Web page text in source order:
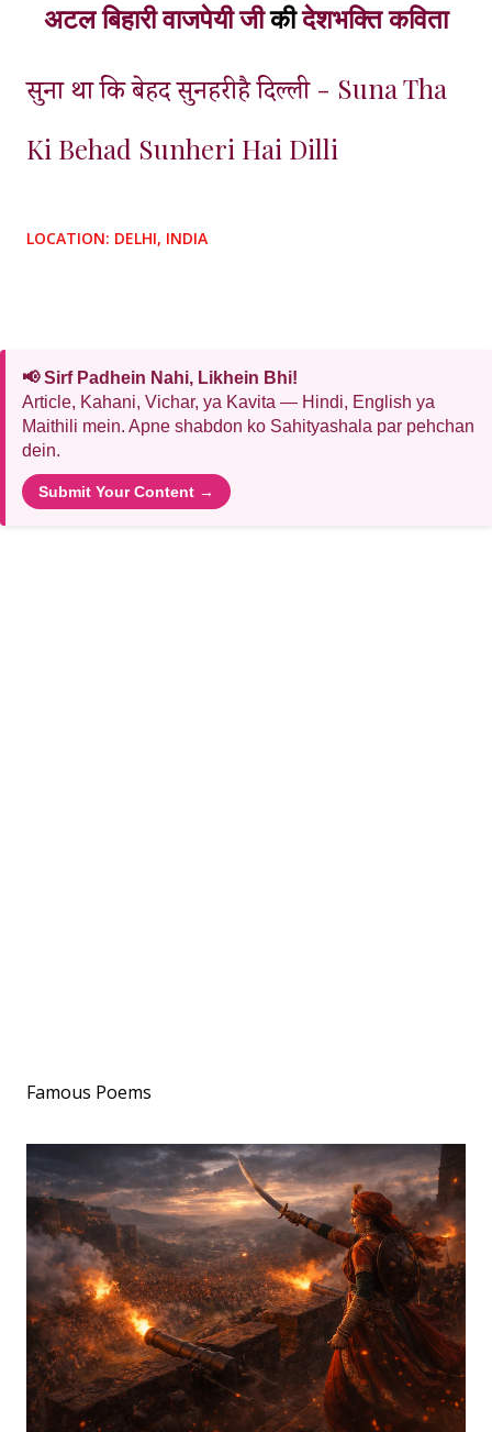
अटल बिहारी वाजपेयी जीकीदेशभक्ति कविता
सुना था कि बेहद सुनहरी है दिल्ली- Suna Tha
Ki Behad Sunheri Hai Dilli
LOCATION: DELHI, INDIA
📢 Sirf Padhein Nahi, Likhein Bhi!
Article, Kahani, Vichar, ya Kavita — Hindi, English ya
Maithili mein. Apne shabdon ko Sahityashala par pehchan
dein.
Submit Your Content →
Famous Poems